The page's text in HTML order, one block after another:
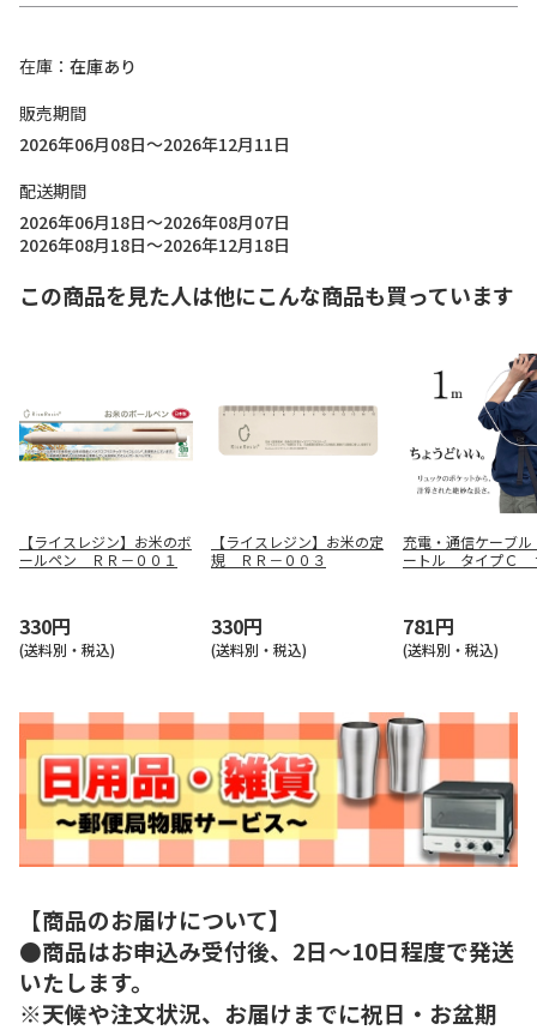
在庫
在庫あり
販売期間
2026年06月08日～2026年12月11日
配送期間
2026年06月18日～2026年08月07日
2026年08月18日～2026年12月18日
この商品を見た人は他にこんな商品も買っています
【ライスレジン】お米のボ
ールペン ＲＲ－００１
330円
(送料別・税込)
【ライスレジン】お米の定
規 ＲＲ－００３
330円
(送料別・税込)
充電・通信ケーブ
ートル タイプ
781円
(送料別・税込)
【商品のお届けについて】
●商品はお申込み受付後、2日～10日程度で発送
いたします。
※天候や注文状況、お届けまでに祝日・お盆期